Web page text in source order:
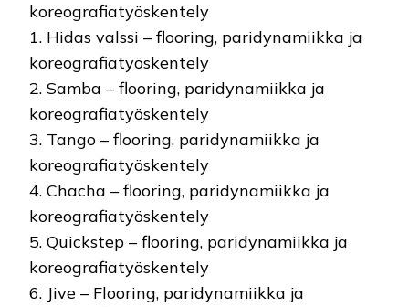
koreografiatyöskentely
1. Hidas valssi – flooring, paridynamiikka ja
koreografiatyöskentely
2. Samba – flooring, paridynamiikka ja
koreografiatyöskentely
3. Tango – flooring, paridynamiikka ja
koreografiatyöskentely
4. Chacha – flooring, paridynamiikka ja
koreografiatyöskentely
5. Quickstep – flooring, paridynamiikka ja
koreografiatyöskentely
6. Jive – Flooring, paridynamiikka ja